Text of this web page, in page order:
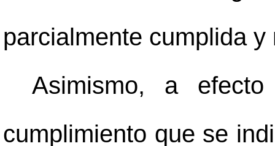
parcialmente cumplida y
Asimismo, a
cumplimiento que se